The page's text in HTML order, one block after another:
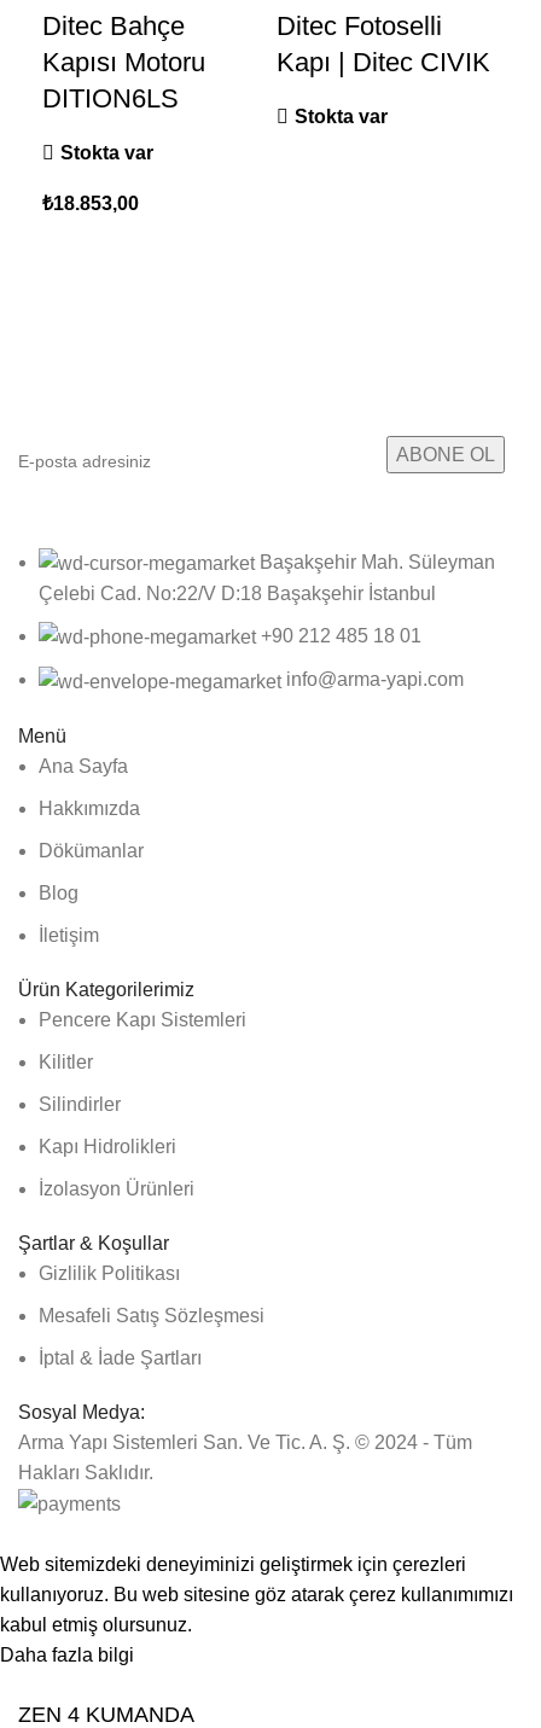
Ditec Bahçe
Kapısı Motoru
DITION6LS
Stokta var
₺18.853,00
Ditec Fotoselli
Kapı | Ditec CIVIK
Stokta var
Başakşehir Mah. Süleyman
Çelebi Cad. No:22/V D:18 Başakşehir İstanbul
+90 212 485 18 01
info@arma-yapi.com
Menü
Ana Sayfa
Hakkımızda
Dökümanlar
Blog
İletişim
Ürün Kategorilerimiz
Pencere Kapı Sistemleri
Kilitler
Silindirler
Kapı Hidrolikleri
İzolasyon Ürünleri
Şartlar & Koşullar
Gizlilik Politikası
Mesafeli Satış Sözleşmesi
İptal & İade Şartları
Sosyal Medya:
Arma Yapı Sistemleri San. Ve Tic. A. Ş. © 2024 - Tüm
Hakları Saklıdır.
Web sitemizdeki deneyiminizi geliştirmek için çerezleri
kullanıyoruz. Bu web sitesine göz atarak çerez kullanımımızı
kabul etmiş olursunuz.
Daha fazla bilgi
ZEN 4 KUMANDA